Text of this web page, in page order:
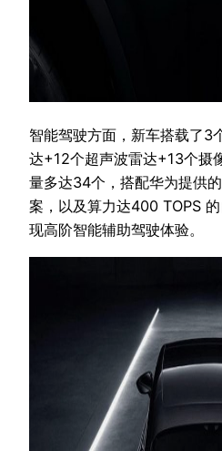
智能驾驶方面，新车搭载了3
达+12个超声波雷达+13个摄
量多达34个，搭配华为提供
案，以及算力达400 TOPS
现高阶智能辅助驾驶体验。